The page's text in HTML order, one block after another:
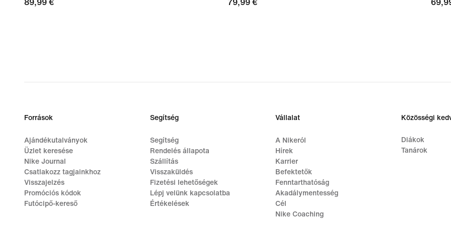
89,99
89,99 €
79,99
79,99 €
Források
Ajándékutalványok
Üzlet keresése
Nike Journal
Csatlakozz tagjainkhoz
Visszajelzés
Promóciós kódok
Futócipő-kereső
Segítség
Segítség
Rendelés állapota
Szállítás
Visszaküldés
Fizetési lehetőségek
Lépj velünk kapcsolatba
Értékelések
Vállalat
A Nikeról
Hírek
Karrier
Befektetők
Fenntarthatóság
Akadálymentesség
Cél
Nike Coaching
Közösségi
Diákok
Tanárok